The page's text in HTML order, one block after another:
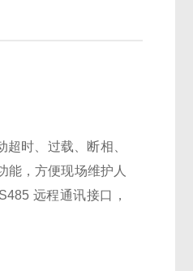
时、过载、断相、
能，方便现场维护人
远程通讯接口，